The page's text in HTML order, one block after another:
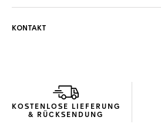
KONTAKT
KOSTENLOSE LIEFERUNG
& RÜCKSENDUNG